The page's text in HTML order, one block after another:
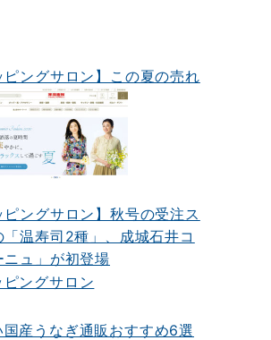
ピングサロン】この夏の売れ
ピングサロン】秋号の受注ス
温寿司2種」、成城石井コ
ュ」が初登場